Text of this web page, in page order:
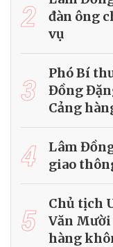
2
đàn ông
vụ
3
Phó Bí
Đồng
Cảng
4
Lâm
giao
5
Chủ tịch
Văn
hàng